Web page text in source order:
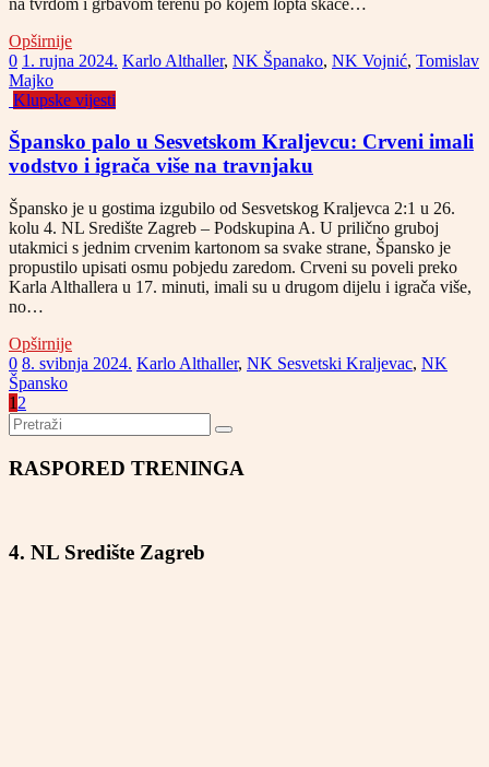
Opširnije
0 1. rujna 2024. Karlo Althaller, NK Španako, NK Vojnić, Tomislav
Majko
Klupske vijesti
Špansko palo u Sesvetskom Kraljevcu: Crveni imali
vodstvo i igrača više na travnjaku
Špansko je u gostima izgubilo od Sesvetskog Kraljevca 2:1 u 26.
kolu 4. NL Središte Zagreb – Podskupina A. U prilično gruboj
utakmici s jednim crvenim kartonom sa svake strane, Špansko je
propustilo upisati osmu pobjedu zaredom. Crveni su poveli preko
Karla Althallera u 17. minuti, imali su u drugom dijelu i igrača više,
no…
Opširnije
0 8. svibnja 2024. Karlo Althaller, NK Sesvetski Kraljevac, NK
Špansko
1 2
RASPORED TRENINGA
4. NL Središte Zagreb